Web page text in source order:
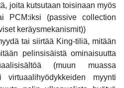
joita kutsutaan toisinaan myös
PCM:iksi (passive collection
keräysmekanismit))
tai siirtää King-tiliä, mitään
pelinsisäistä ominaisuutta
(muun muassa
virtuaalihyödykkeiden myynti